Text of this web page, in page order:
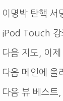
이명박 탄핵
iPod Touch 강
다음 지도, 이
다음 메인에 올
다음 뷰 베스트